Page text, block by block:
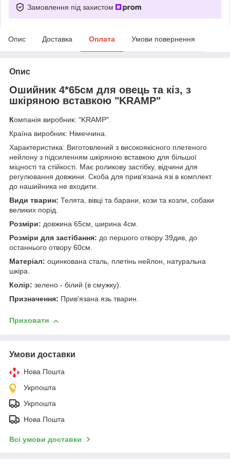
Замовлення під захистом
Опис Доставка Оплата Умови повернення
Опис
Ошийник 4*65см для овець та кіз, з
шкіряною вставкою "KRAMP"
Компанія виробник: "KRAMP".
Країна виробник: Німеччина.
Характеристика: Виготовлений з високоякісного плетеного
нейлону з підсиленням шкіряною вставкою для більшої
міцності та стійкості. Має роликову застібку, відчини для
регулювання довжини. Скоба для прив'язана язі в комплект
до нашийника не входити.
Види тварин: Телята, вівці та барани, кози та козли, собаки
великих порід.
Розміри: довжина 65см, ширина 4см.
Розміри для застібання: до першого отвору 39див, до
останнього отвору 60см.
Матеріал: оцинкована сталь, плетінь нейлон, натуральна
шкіра.
Колір: зелено - білий (в смужку).
Призначення: Прив'язана язь тварин.
Приховати
Умови доставки
Нова Пошта
Укрпошта
Укрпошта
Нова Пошта
Всі умови доставки